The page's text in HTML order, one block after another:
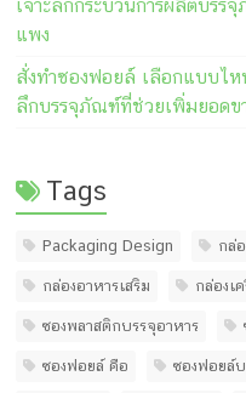
เจาะลึกกระบวนการผลิตบร
แพง
สั่งทำซองฟอยล์ เลือกแบบไ
ลึกบรรจุภัณฑ์ที่ช่วยเพิ่มยอดข
Tags
Packaging Design กล่
กล่องอาหารเสริม กล่องเ
ซองพลาสติกบรรจุอาหาร
ซองฟอยล์ คือ ซองฟอยล์